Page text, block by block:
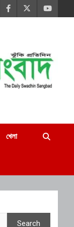
খেলা
Search